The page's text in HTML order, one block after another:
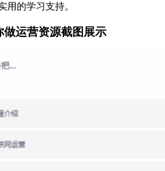
用的学习支持。
运营资源截图展示